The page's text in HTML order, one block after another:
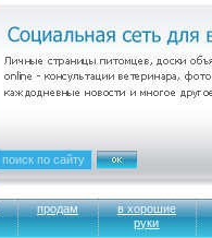
продам
в хорошие
руки